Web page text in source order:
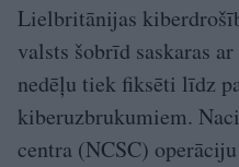
Lielbritānijas
valsts šobrīd saskaras
nedēļu tiek fiksēti līdz
kiberuzbrukumiem.
centra (NCSC)